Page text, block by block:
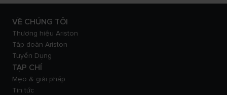
VỀ CHÚNG TÔI
Thương hiệu Ariston
Tập đoàn Ariston
Tuyển Dụng
TẠP CHÍ
Mẹo & giải pháp
Tin tức